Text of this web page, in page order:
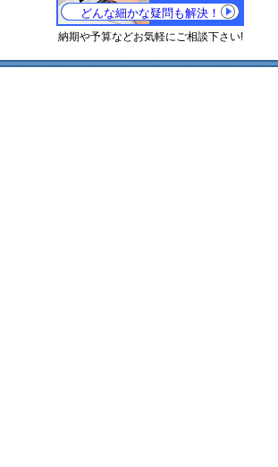
どんな細かな疑問も解決！
納期や予算などお気軽にご相談下さい!